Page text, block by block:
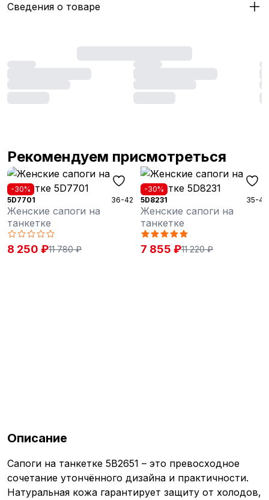
Сведения о товаре
Рекомендуем присмотреться
-30%
5D7701
36-42
Женские сапоги на
танкетке
8 250 ₽11 780 ₽
-30%
5D8231
35-41
Женские сапоги на
танкетке
7 855 ₽11 220 ₽
Описание
Сапоги на танкетке 5B2651 – это превосходное
сочетание утончённого дизайна и практичности.
Натуральная кожа гарантирует защиту от холодов,